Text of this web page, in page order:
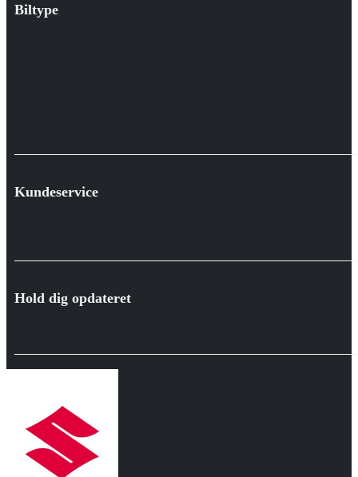
Biltype
Kundeservice
Hold dig opdateret